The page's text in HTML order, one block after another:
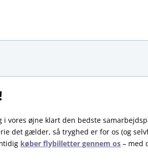
i vores øjne klart den bedste
det gælder, så tryghed er for os (og
køber flybilletter gennem os – med